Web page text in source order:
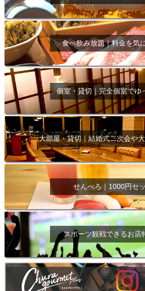
食べ飲み放題｜料金を気
個室・貸切｜完全個室でゆ
大部屋・貸切｜結婚式二次会や
せんべろ｜1000円セ
スポーツ観戦できるお店